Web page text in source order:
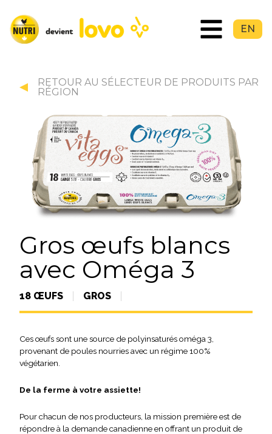
EN
RETOUR AU SÉLECTEUR DE PRODUITS PAR
RÉGION
Gros œufs blancs
avec Oméga 3
18 ŒUFS GROS
Ces œufs sont une source de polyinsaturés oméga 3,
provenant de poules nourries avec un régime 100%
végétarien.
De la ferme à votre assiette!
Pour chacun de nos producteurs, la mission première est de
répondre à la demande canadienne en offrant un produit de